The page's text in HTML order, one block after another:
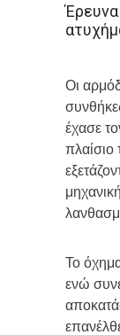
Έρευνα
Οι
έχασε
πλαίσιο
Το
ενώ